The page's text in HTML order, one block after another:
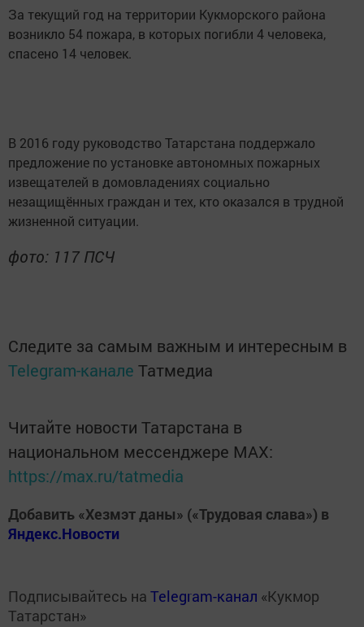
За текущий год на территории Кукморского района
возникло 54 пожара, в которых погибли 4 человека,
спасено 14 человек.
В 2016 году руководство Татарстана поддержало
предложение по установке автономных пожарных
извещателей в домовладениях социально
незащищённых граждан и тех, кто оказался в трудной
жизненной ситуации.
фото: 117 ПСЧ
Следите за самым важным и интересным в
Telegram-канале Татмедиа
Читайте новости Татарстана в
национальном мессенджере MАХ:
https://max.ru/tatmedia
Добавить «Хезмэт даны» («Трудовая слава») в
Яндекс.Новости
Подписывайтесь на Telegram-канал «Кукмор
Татарстан»